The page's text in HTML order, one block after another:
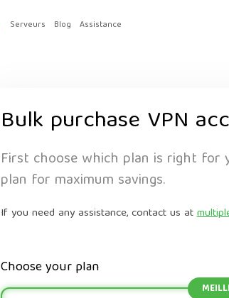
Serveurs Blog Assistance
Bulk purchase VPN
First choose which plan is right
plan for maximum savings.
If you need any assistance, contact us at
Choose your plan